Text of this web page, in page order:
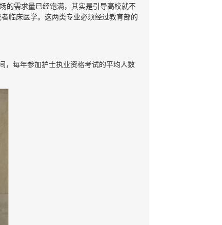
的需求量已经饱满，其实是引导高校就不
临床医学。这两类专业必须经过教育部的
，每年参加护士执业资格考试的平均人数